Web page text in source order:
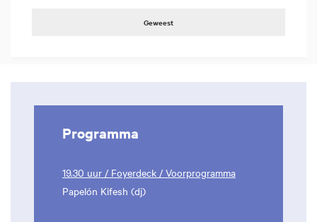
Geweest
Programma
19.30 uur / Foyerdeck / Voorprogramma
Papelón Kifesh (dj)